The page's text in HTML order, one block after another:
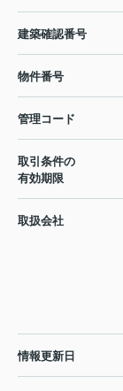
建築確認番号
物件番号
管理コード
取引条件の
有効期限
取扱会社
情報更新日